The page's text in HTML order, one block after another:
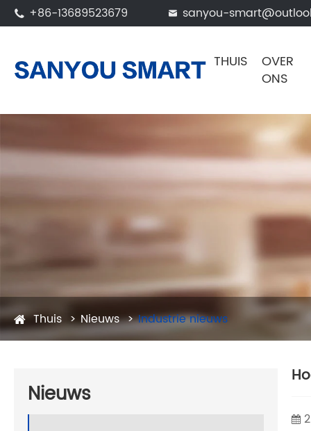
 +86-13689523679  sanyou-
THUIS
OVER
ONS
Thuis Nieuws Industrie nieuws
Nieuws